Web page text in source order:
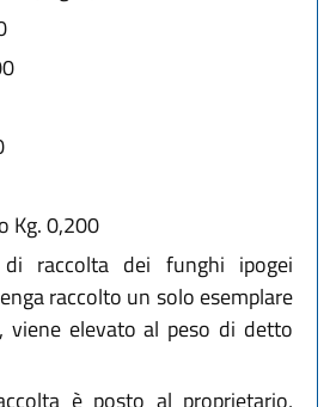
Kg. 0,200
raccolta dei funghi ipogei
raccolto un solo esemplare
viene elevato al peso di detto
è posto al proprietario,